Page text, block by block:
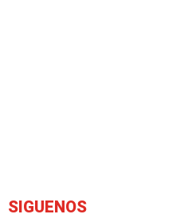
SIGUENOS